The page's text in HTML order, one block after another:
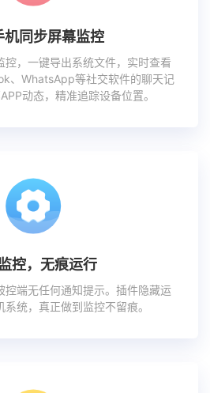
机同步屏幕监控
控，一键导出系统文件，实时查看
、WhatsApp等社交软件的聊天记
动态，精准追踪设备位置。
控，无痕运行
控端无任何通知提示。插件隐藏运
统，真正做到监控不留痕。